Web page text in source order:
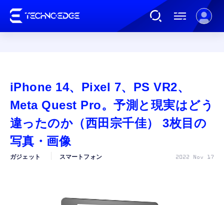
AI
ガジェット
ゲーム
iPhone 14、Pixel 7、PS VR2、
Meta Quest Pro。予測と現実はどう
違ったのか（西田宗千佳） 3枚目の
写真・画像
ガジェット スマートフォン 2022 Nov 17